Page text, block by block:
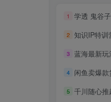
1 学透 鬼谷子谋略-最全
2 知识IP特训营 ：小
3 蓝海最新玩法西瓜
4 闲鱼卖爆款
5 千川随心推起店底